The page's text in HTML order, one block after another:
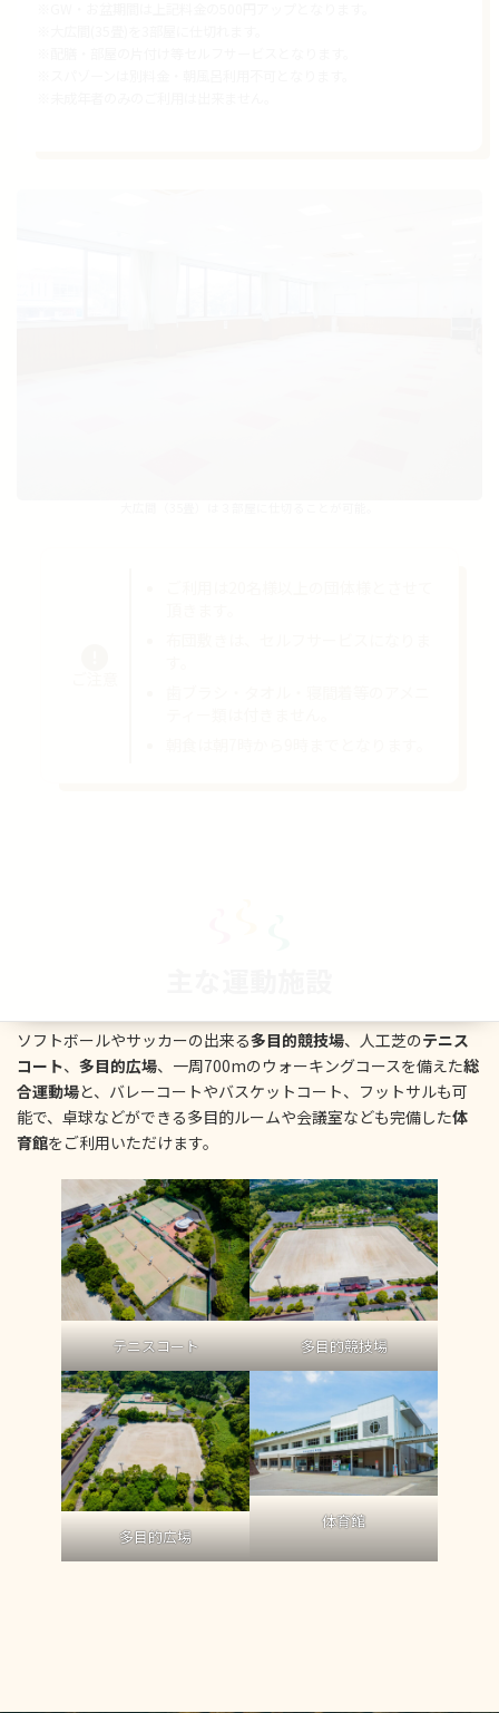
ソフトボールやサッカーの出来る多目的競技場、人工芝のテニス
コート、 多目的広場、一周700mのウォーキングコースを備えた総
合運動場と、バレーコートやバスケットコート、フットサルも可
能で、卓球などができる多目的ルームや会議室なども完備した体
育館をご利用いただけます。
テニスコート 多目的競技場
多目的広場
体育館